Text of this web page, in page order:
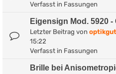
Verfasst in Fassungen
Eigensign Mod. 5920
Letzter Beitrag von
15:22
Verfasst in Fassungen
Brille bei